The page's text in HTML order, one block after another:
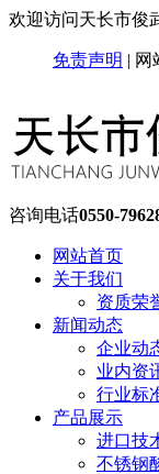
欢迎访问天长市俊
免责声明 | 网
咨询电话0550-
网站首页
关于我们
资质荣
新闻动态
企业动
业内资
行业标
产品展示
进口技
不锈钢